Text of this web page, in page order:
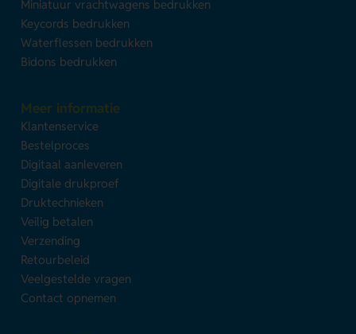
Miniatuur vrachtwagens bedrukken
Keycords bedrukken
Waterflessen bedrukken
Bidons bedrukken
Meer informatie
Klantenservice
Bestelproces
Digitaal aanleveren
Digitale drukproef
Druktechnieken
Veilig betalen
Verzending
Retourbeleid
Veelgestelde vragen
Contact opnemen